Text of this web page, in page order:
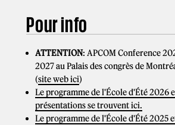
Pour info
ATTENTION: APCOM Conference
2027 au Palais des congrès de
(site web ici)
Le programme de l'École d'Été 2026
présentations se trouvent ici.
Le programme de l'École d'Été 2025